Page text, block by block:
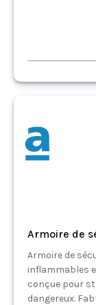
Armoire de
Armoire de
inflammables
conçue pour
dangereux.